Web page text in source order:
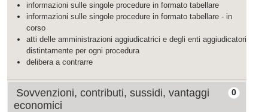
informazioni sulle singole procedure in formato tabellare
informazioni sulle singole procedure in formato tabellare - in
corso
atti delle amministrazioni aggiudicatrici e degli enti aggiudicatori
distintamente per ogni procedura
delibera a contrarre
0
Sovvenzioni, contributi, sussidi, vantaggi
economici